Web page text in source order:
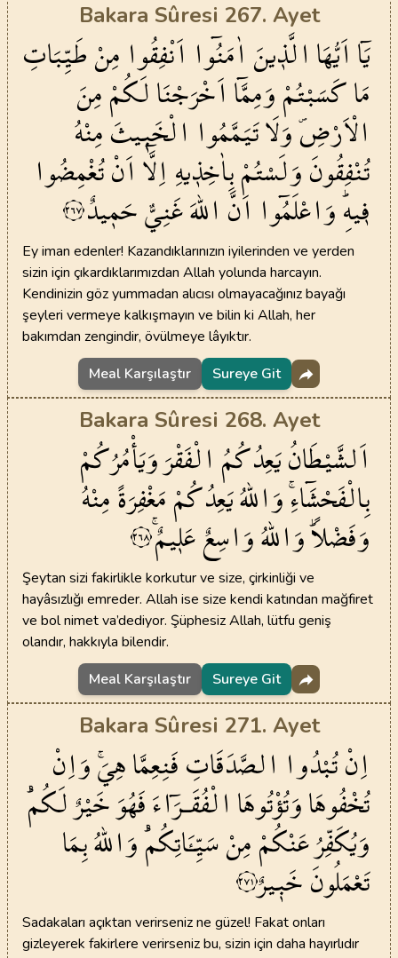
Bakara Sûresi 267. Ayet
يَٓااَيُّهَاالَّذ۪ينَ اٰمَنُٓوا اَنْفِقُوا مِنْطَيِّبَاتِ
مَاكَسَبْتُمْوَمِمَّٓااَخْرَجْنَالَكُمْمِنَ
الْاَرْضِۖوَلَاتَيَمَّمُوا الْخَب۪يثَمِنْهُ
تُنْفِقُونَوَلَسْتُمْبِاٰخِذ۪يهِاِلَّٓااَنْتُغْمِضُوا
ف۪يهِۜوَاعْلَمُٓوا اَنَّ اللّٰهَغَنِيٌّحَم۪يدٌ٢٦٧
Ey iman edenler! Kazandıklarınızın iyilerinden ve yerden
sizin için çıkardıklarımızdan Allah yolunda harcayın.
Kendinizin göz yummadan alıcısı olmayacağınız bayağı
şeyleri vermeye kalkışmayın ve bilin ki Allah, her
bakımdan zengindir, övülmeye lâyıktır.
Meal Karşılaştır
Sureye Git
Bakara Sûresi 268. Ayet
اَلشَّيْطَانُيَعِدُكُمُ الْفَقْرَوَيَأْمُرُكُمْ
بِالْفَحْشَٓاءِۚوَاللّٰهُيَعِدُكُمْمَغْفِرَةًمِنْهُ
وَفَضْلاًۜوَاللّٰهُوَاسِعٌعَل۪يمٌۚ٢٦٨
Şeytan sizi fakirlikle korkutur ve size, çirkinliği ve
hayâsızlığı emreder. Allah ise size kendi katından mağfiret
ve bol nimet va’dediyor. Şüphesiz Allah, lütfu geniş
olandır, hakkıyla bilendir.
Meal Karşılaştır
Sureye Git
Bakara Sûresi 271. Ayet
اِنْتُبْدُوا الصَّدَقَاتِفَنِعِمَّاهِيَۚوَاِنْ
تُخْفُوهَاوَتُؤْتُوهَاالْفُقَـرَٓاءَفَهُوَخَيْرٌلَكُمْۜ
وَيُكَفِّرُعَنْكُمْمِنْسَيِّـَٔاتِكُمْۜوَاللّٰهُبِمَا
تَعْمَلُونَخَب۪يرٌ٢٧١
Sadakaları açıktan verirseniz ne güzel! Fakat onları
gizleyerek fakirlere verirseniz bu, sizin için daha hayırlıdır